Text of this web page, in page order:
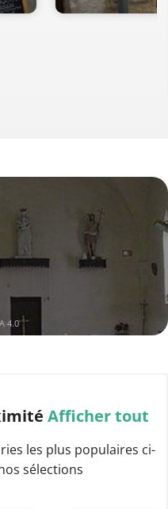
4.0
Afficher tout
les plus populaires ci-
sélections